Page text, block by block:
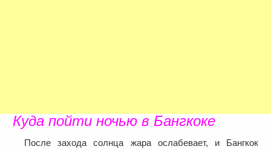
Куда пойти ночью в Бангкоке
После захода солнца жара ослабевает, и Бангкок